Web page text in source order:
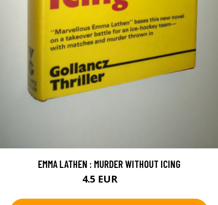
EMMA LATHEN : MURDER WITHOUT ICING
4.5 EUR